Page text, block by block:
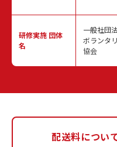
研修実施 団体
名
一般社団
ボランタ
協会
配送料につい